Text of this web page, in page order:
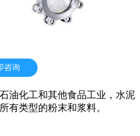
咨询
油化工和其他食品工业，水泥
有类型的粉末和浆料。